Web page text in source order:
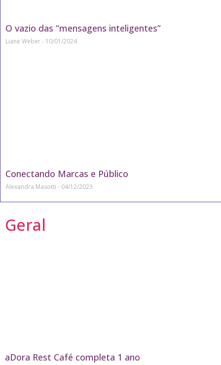
O vazio das “mensagens inteligentes”
Liane Weber 10/01/2024
Conectando Marcas e Público
Alexandra Masotti 04/12/2023
Geral
aDora Rest Café completa 1 ano